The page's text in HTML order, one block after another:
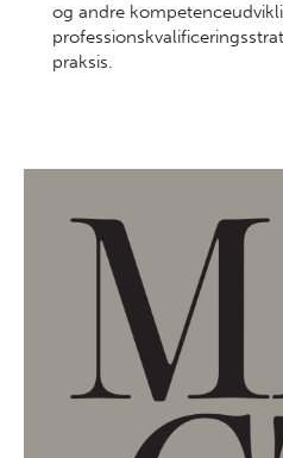
og andre
praksis.